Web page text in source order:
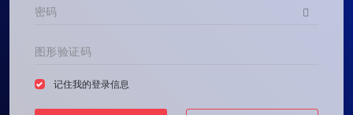
记住我的登录信息